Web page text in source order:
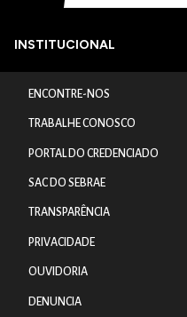
INSTITUCIONAL
ENCONTRE-NOS
TRABALHE CONOSCO
PORTAL DO CREDENCIADO
SAC DO SEBRAE
TRANSPARÊNCIA
PRIVACIDADE
OUVIDORIA
DENUNCIA